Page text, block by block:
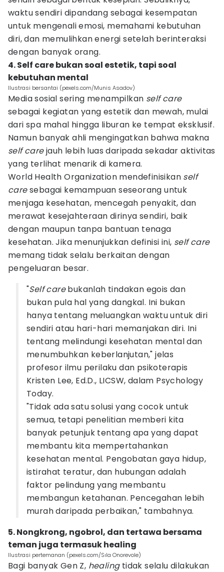
waktu sendiri dipandang sebagai kesempatan
untuk mengenali emosi, memahami kebutuhan
diri, dan memulihkan energi setelah berinteraksi
dengan banyak orang.
4. Self care bukan soal estetik, tapi soal
kebutuhan mental
Ilustrasi bersantai (pexels.com/Munis Asadov)
Media sosial sering menampilkan self care
sebagai kegiatan yang estetik dan mewah, mulai
dari spa mahal hingga liburan ke tempat eksklusif.
Namun banyak ahli mengingatkan bahwa makna
self carejauh lebih luas daripada sekadar aktivitas
yang terlihat menarik di kamera.
World Health Organization mendefinisikan self
caresebagai kemampuan seseorang untuk
menjaga kesehatan, mencegah penyakit, dan
merawat kesejahteraan dirinya sendiri, baik
dengan maupun tanpa bantuan tenaga
kesehatan. Jika menunjukkan definisi ini, self care
memang tidak selalu berkaitan dengan
pengeluaran besar.
"Self carebukanlah tindakan egois dan
bukan pula hal yang dangkal. Ini bukan
hanya tentang meluangkan waktu untuk diri
sendiri atau hari-hari memanjakan diri. Ini
tentang melindungi kesehatan mental dan
menumbuhkan keberlanjutan," jelas
profesor ilmu perilaku dan psikoterapis
Kristen Lee, Ed.D., LICSW, dalam Psychology
Today.
"Tidak ada satu solusi yang cocok untuk
semua, tetapi penelitian memberi kita
banyak petunjuk tentang apa yang dapat
membantu kita mempertahankan
kesehatan mental. Pengobatan gaya hidup,
istirahat teratur, dan hubungan adalah
faktor pelindung yang membantu
membangun ketahanan. Pencegahan lebih
murah daripada perbaikan," tambahnya.
5. Nongkrong, ngobrol, dan tertawa bersama
teman juga termasuk healing
Ilustrasi pertemanan (pexels.com/Sıla Onorevole)
Bagi banyak Gen Z, healingtidak selalu dilakukan